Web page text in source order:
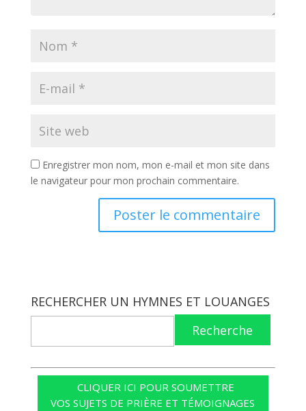
Enregistrer mon nom, mon e-mail et mon site dans
le navigateur pour mon prochain commentaire.
RECHERCHER UN HYMNES ET LOUANGES
Recherche
CLIQUER ICI POUR SOUMETTRE
VOS SUJETS DE PRIÈRE ET TÉMOIGNAGES